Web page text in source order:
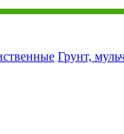
Грунт,